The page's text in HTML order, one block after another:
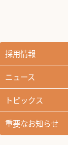
採用情報
ニュース
トピックス
重要なお知らせ